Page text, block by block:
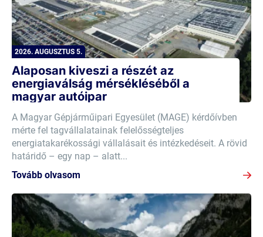
2026. AUGUSZTUS 5.
Alaposan kiveszi a részét az
energiaválság mérsékléséből a
magyar autóipar
A Magyar Gépjárműipari Egyesület (MAGE) kérdőívben
mérte fel tagvállalatainak felelősségteljes
energiatakarékossági vállalásait és intézkedéseit. A rövid
határidő – egy nap – alatt...
Tovább olvasom